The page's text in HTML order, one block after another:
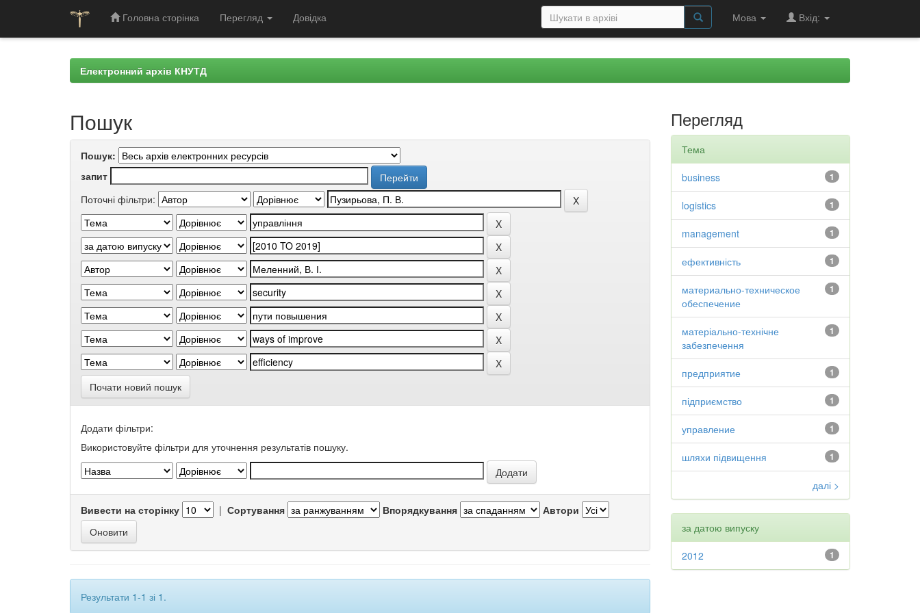
Головна сторінка Перегляд Довідка Мова Вхід:
Електронний архів КНУТД
Пошук
Пошук:
запит
Поточні фільтри:
Почати новий пошук
Додати фільтри:
Використовуйте фільтри для уточнення результатів пошуку.
Вивести на сторінку | Сортування Впорядкування Автори
Результати 1-1 зі 1.
Перегляд
Тема
1
business
1
logistics
1
management
1
ефективність
1
материально-техническое
обеспечение
1
матеріально-технічне
забезпечення
1
предприятие
1
підприємство
1
управление
1
шляхи підвищення
далі >
за датою випуску
1
2012